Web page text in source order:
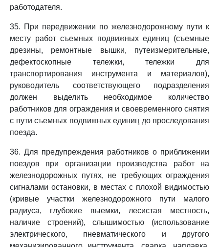
работодателя.
35. При передвижении по железнодорожному пути к
месту работ съемных подвижных единиц (съемные
дрезины, ремонтные вышки, путеизмерительные,
дефектоскопные тележки, тележки для
транспортирования инструмента и материалов),
руководитель соответствующего подразделения
должен выделить необходимое количество
работников для ограждения и своевременного снятия
с пути съемных подвижных единиц до проследования
поезда.
36. Для предупреждения работников о приближении
поездов при организации производства работ на
железнодорожных путях, не требующих ограждения
сигналами остановки, в местах с плохой видимостью
(кривые участки железнодорожного пути малого
радиуса, глубокие выемки, лесистая местность,
наличие строений), слышимостью (использование
электрического, пневматического и другого